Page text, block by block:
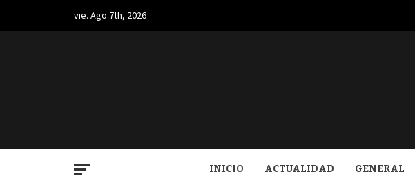
content
vie. Ago 7th, 2026
INICIO ACTUALIDAD GENERAL